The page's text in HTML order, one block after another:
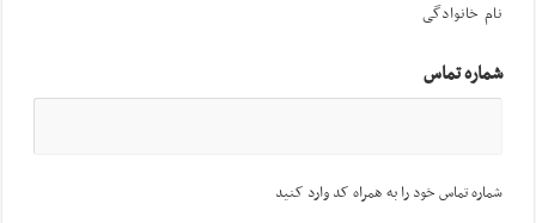
نام خانوادگی
شماره تماس
شماره تماس خود را به همراه کد وارد کنید